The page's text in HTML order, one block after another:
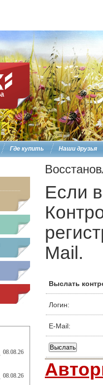
Где купить Наши друзья
08.08.26
08.08.26
Если
Mail.
Выслать
Логин:
E-Mail: